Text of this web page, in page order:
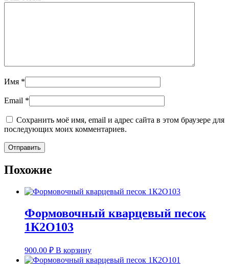
Имя *
Email *
Сохранить моё имя, email и адрес сайта в этом браузере для
последующих моих комментариев.
Похожие
Формовочный кварцевый песок
1К2О103
900.00 ₽ В корзину